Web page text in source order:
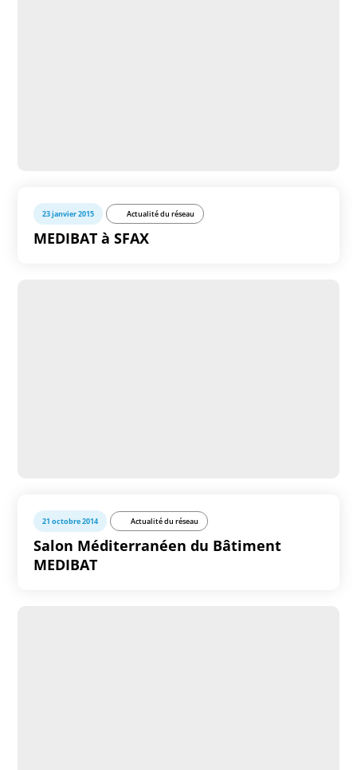
23 janvier 2015 Actualité du réseau
MEDIBAT à SFAX
21 octobre 2014 Actualité du réseau
Salon Méditerranéen du Bâtiment
MEDIBAT